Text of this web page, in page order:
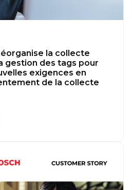
la collecte
gestion des tags pour
exigences en
de la collecte